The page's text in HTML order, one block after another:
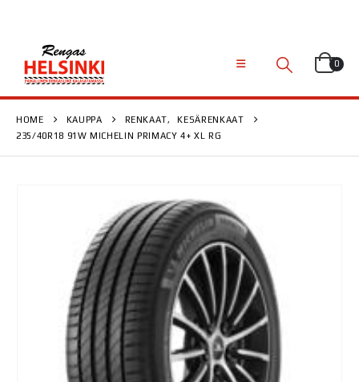
0
HOME KAUPPA RENKAAT,
KESÄRENKAAT
235/40R18 91W MICHELIN PRIMACY 4+ XL RG